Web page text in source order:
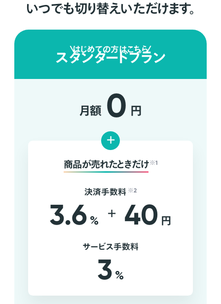
いつでも切り替えいただけます。
はじめての方はこちら
スタンダードプラン
月額 0 円
+
商品が売れたときだけ ※1
決済手数料 ※2
3.6 % + 40 円
サービス手数料
3 %